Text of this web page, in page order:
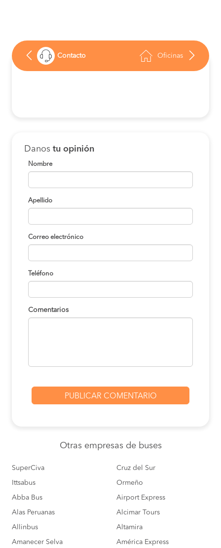
Contacto Oficinas
Danos tu opinión
Nombre
Apellido
Correo electrónico
Teléfono
Comentarios
Otras empresas de buses
SuperCiva Cruz del Sur
Ittsabus Ormeño
Abba Bus Airport Express
Alas Peruanas Alcimar Tours
Allinbus Altamira
Amanecer Selva América Express